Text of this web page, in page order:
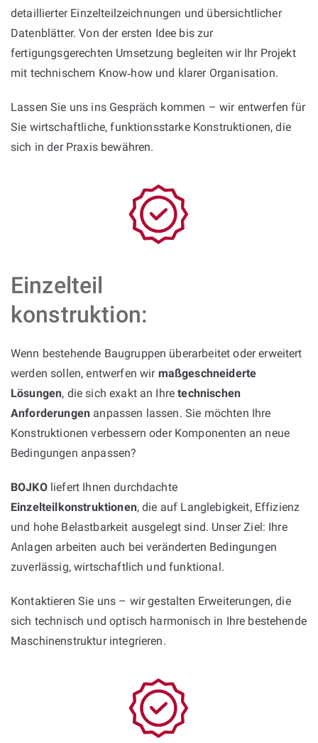
detaillierter Einzelteilzeichnungen und übersichtlicher
Datenblätter. Von der ersten Idee bis zur
fertigungsgerechten Umsetzung begleiten wir Ihr Projekt
mit technischem Know‑how und klarer Organisation.
Lassen Sie uns ins Gespräch kommen – wir entwerfen für
Sie wirtschaftliche, funktionsstarke Konstruktionen, die
sich in der Praxis bewähren.
Einzelteil
konstruktion:
Wenn bestehende Baugruppen überarbeitet oder erweitert
werden sollen, entwerfen wir maßgeschneiderte
Lösungen, die sich exakt an Ihretechnischen
Anforderungen anpassen lassen. Sie möchten Ihre
Konstruktionen verbessern oder Komponenten an neue
Bedingungen anpassen?
BOJKOliefert Ihnen durchdachte
Einzelteilkonstruktionen, die auf Langlebigkeit, Effizienz
und hohe Belastbarkeit ausgelegt sind. Unser Ziel: Ihre
Anlagen arbeiten auch bei veränderten Bedingungen
zuverlässig, wirtschaftlich und funktional.
Kontaktieren Sie uns – wir gestalten Erweiterungen, die
sich technisch und optisch harmonisch in Ihre bestehende
Maschinenstruktur integrieren.